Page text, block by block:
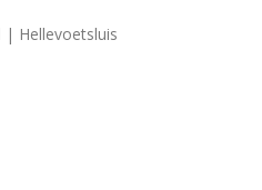
| Hellevoetsluis